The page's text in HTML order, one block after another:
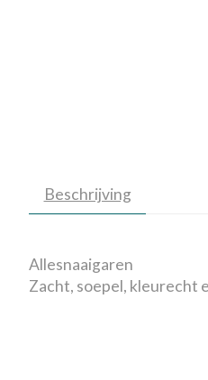
Beschrijving
Allesnaaigaren
Zacht, soepel, kleurecht